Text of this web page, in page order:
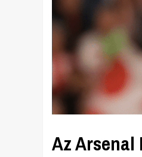
Az Arsenal